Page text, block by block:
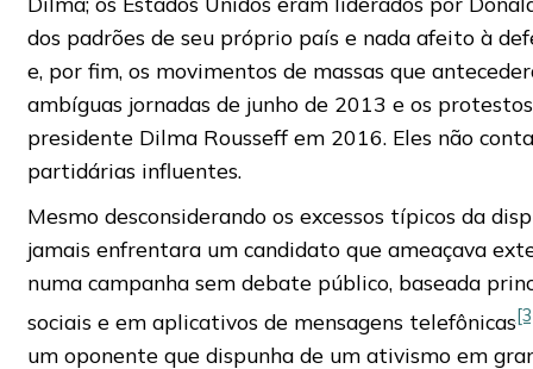
dos padrões de seu próprio país e nada afeito à
e, por fim, os movimentos de massas que
ambíguas jornadas de junho de 2013 e os
presidente Dilma Rousseff em 2016. Eles não
partidárias influentes.
Mesmo desconsiderando os excessos típicos da
jamais enfrentara um candidato que ameaçava
numa campanha sem debate público, baseada
sociais e em aplicativos de mensagens telefônicas
um oponente que dispunha de um ativismo em